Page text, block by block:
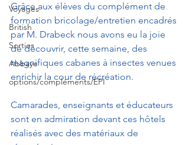
Voyages
British
Sorties
Abbaye
options/compléments/EPI
Grâce aux élèves du complément de
formation bricolage/entretien encadrés
par M. Drabeck nous avons eu la joie
de découvrir, cette semaine, des
magnifiques cabanes à insectes venues
enrichir la cour de récréation.
Camarades, enseignants et éducateurs
sont en admiration devant ces hôtels
réalisés avec des matériaux de